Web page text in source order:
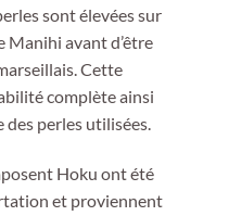
sont élevées sur
Manihi avant d’être
Cette
complète ainsi
des perles utilisées.
Hoku ont été
et proviennent